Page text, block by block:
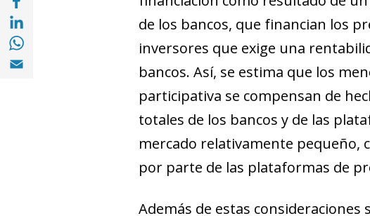
Compartir en with Linkedin (opens in a new
Compartir en with Whatsapp (opens in a new
Compartir en Email (opens in a new window)
de los bancos, que financian los
inversores que exige una
bancos. Así, se estima que los
participativa se compensan de
totales de los bancos y de las
mercado relativamente pequeño,
por parte de las plataformas de
Además de estas consideraciones